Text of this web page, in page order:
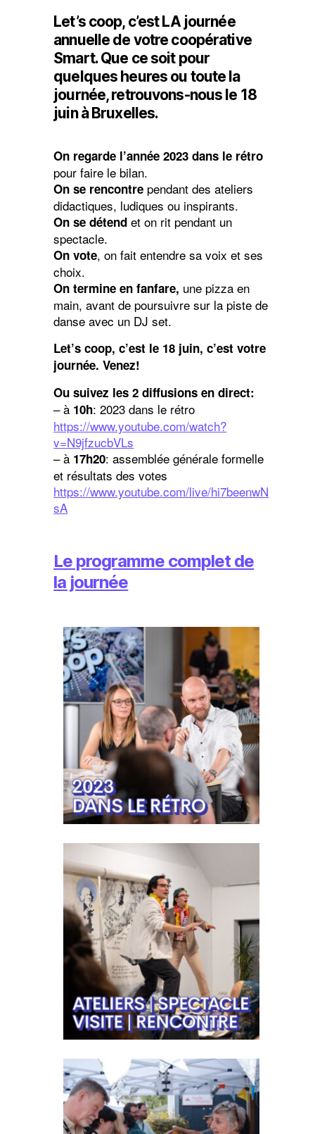
Let’s coop, c’est LA journée
annuelle de votre coopérative
Smart. Que ce soit pour
quelques heures ou toute la
journée, retrouvons-nous le 18
juin à Bruxelles.
On regarde l’année 2023 dans le rétro
pour faire le bilan.
On se rencontre pendant des ateliers
didactiques, ludiques ou inspirants.
On se détend et on rit pendant un
spectacle.
On vote, on fait entendre sa voix et ses
choix.
On termine en fanfare, une pizza en
main, avant de poursuivre sur la piste de
danse avec un DJ set.
Let’s coop, c’est le 18 juin, c’est votre
journée. Venez!
Ou suivez les 2 diffusions en direct:
– à 10h: 2023 dans le rétro
https://www.youtube.com/watch?
v=N9jfzucbVLs
– à 17h20: assemblée générale formelle
et résultats des votes
https://www.youtube.com/live/hi7beenwN
sA
Le programme complet de
la journée